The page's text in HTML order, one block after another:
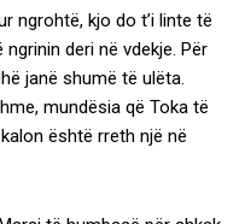
ngrohtë, kjo do t’i linte të
deri në vdekje. Për
janë shumë të ulëta.
mundësia që Toka të
është rreth një në